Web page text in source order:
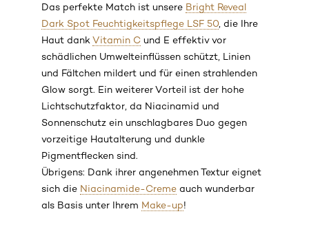
Das perfekte Match ist unsere Bright Reveal
Dark Spot Feuchtigkeitspflege LSF 50 , die Ihre
Haut dank Vitamin C und E effektiv vor
schädlichen Umwelteinflüssen schützt, Linien
und Fältchen mildert und für einen strahlenden
Glow sorgt. Ein weiterer Vorteil ist der hohe
Lichtschutzfaktor, da Niacinamid und
Sonnenschutz ein unschlagbares Duo gegen
vorzeitige Hautalterung und dunkle
Pigmentflecken sind.
Übrigens: Dank ihrer angenehmen Textur eignet
sich die Niacinamide-Creme auch wunderbar
als Basis unter Ihrem Make-up!